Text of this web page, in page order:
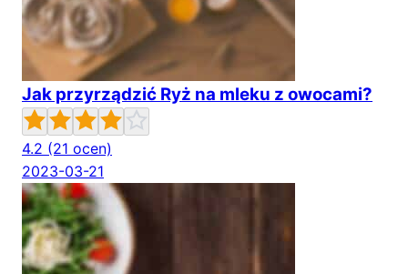
Jak przyrządzić Ryż na mleku z owocami?
4.2 (21 ocen)
2023-03-21